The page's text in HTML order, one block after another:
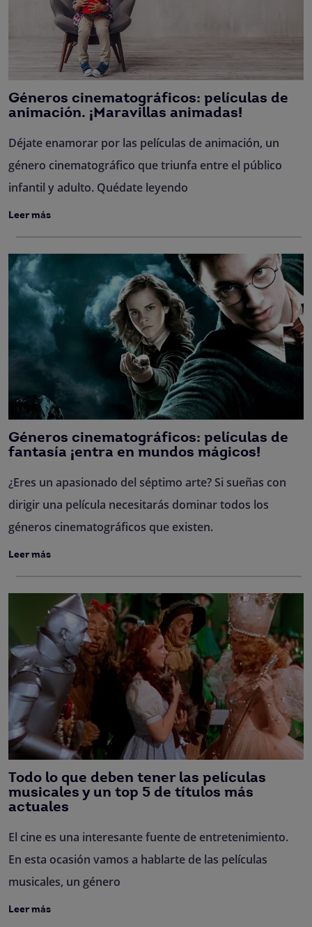
Géneros cinematográficos: películas de
animación. ¡Maravillas animadas!
Déjate enamorar por las películas de animación, un
género cinematográfico que triunfa entre el público
infantil y adulto. Quédate leyendo
Leer más
Géneros cinematográficos: películas de
fantasía ¡entra en mundos mágicos!
¿Eres un apasionado del séptimo arte? Si sueñas con
dirigir una película necesitarás dominar todos los
géneros cinematográficos que existen.
Leer más
Todo lo que deben tener las películas
musicales y un top 5 de títulos más
actuales
El cine es una interesante fuente de entretenimiento.
En esta ocasión vamos a hablarte de las películas
musicales, un género
Leer más